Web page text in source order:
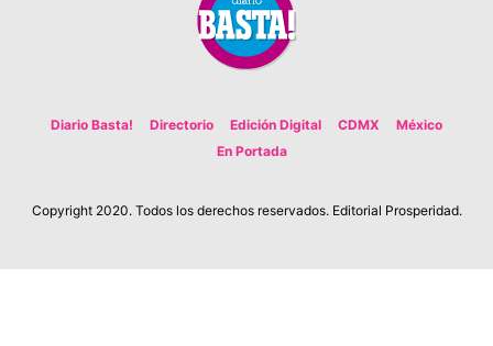
Diario Basta! Directorio Edición Digital CDMX
México
En Portada
Copyright 2020. Todos los derechos reservados. Editorial Prosperidad.